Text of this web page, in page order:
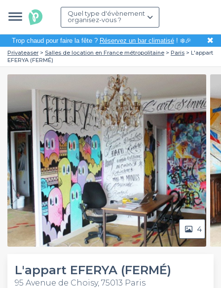
Quel type d'évènement
organisez-vous ?
Trop chaud pour faire la fête ? Réservez un bar climatisé! ❄️🎉 ✖
Privateaser Salles de location en France métropolitaine Paris
L'appart
EFERYA (FERMÉ)
4
L'appart EFERYA (FERMÉ)
95 Avenue de Choisy, 75013 Paris